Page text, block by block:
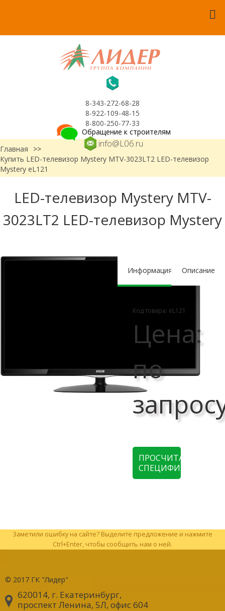
8-343-272-68-28
8-922-109-48-15
8-800-250-77-33
info@L06.ru
Обращение к строителям
Главная
>>
Купить LED-телевизор Mystery MTV-3023LT2 LED-телевизор
Mystery еL121
LED-телевизор Mystery MTV-
3023LT2 LED-телевизор Mystery
Информация Описание
Код товара: еL121
Цена:
по
ПРОСЧИТАТЬ
СПЕЦИФИКАЦИЮ
Заметили ошибку на сайте? Выделите предложение и нажмите
Ctrl+Enter, чтобы сообщить нам о ней.
© 2017 ГК "Лидер"
620014, г. Екатеринбург,
проспект Ленина, 5Л, офис 604